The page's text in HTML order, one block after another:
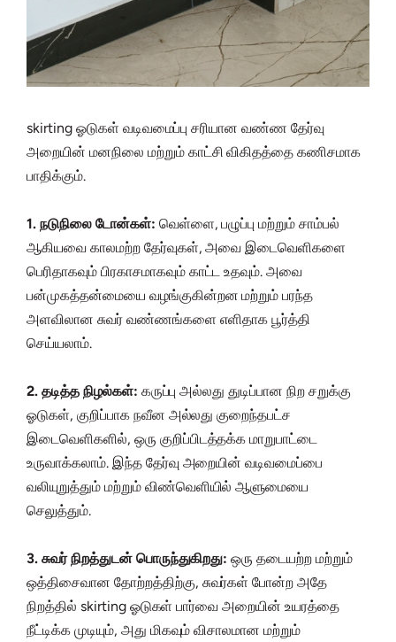
skirting ஓடுகள் வடிவமைப்பு சரியான வண்ண தேர்வு
அறையின் மனநிலை மற்றும் காட்சி விகிதத்தை கணிசமாக
பாதிக்கும்.
1. நடுநிலை டோன்கள்: வெள்ளை, பழுப்பு மற்றும் சாம்பல்
ஆகியவை காலமற்ற தேர்வுகள், அவை இடைவெளிகளை
பெரிதாகவும் பிரகாசமாகவும் காட்ட உதவும். அவை
பன்முகத்தன்மையை வழங்குகின்றன மற்றும் பரந்த
அளவிலான சுவர் வண்ணங்களை எளிதாக பூர்த்தி
செய்யலாம்.
2. தடித்த நிழல்கள்: கருப்பு அல்லது துடிப்பான நிற சறுக்கு
ஓடுகள், குறிப்பாக நவீன அல்லது குறைந்தபட்ச
இடைவெளிகளில், ஒரு குறிப்பிடத்தக்க மாறுபாட்டை
உருவாக்கலாம். இந்த தேர்வு அறையின் வடிவமைப்பை
வலியுறுத்தும் மற்றும் விண்வெளியில் ஆளுமையை
செலுத்தும்.
3. சுவர் நிறத்துடன் பொருந்துகிறது: ஒரு தடையற்ற மற்றும்
ஒத்திசைவான தோற்றத்திற்கு, சுவர்கள் போன்ற அதே
நிறத்தில் skirting ஓடுகள் பார்வை அறையின் உயரத்தை
நீட்டிக்க முடியும், அது மிகவும் விசாலமான மற்றும்